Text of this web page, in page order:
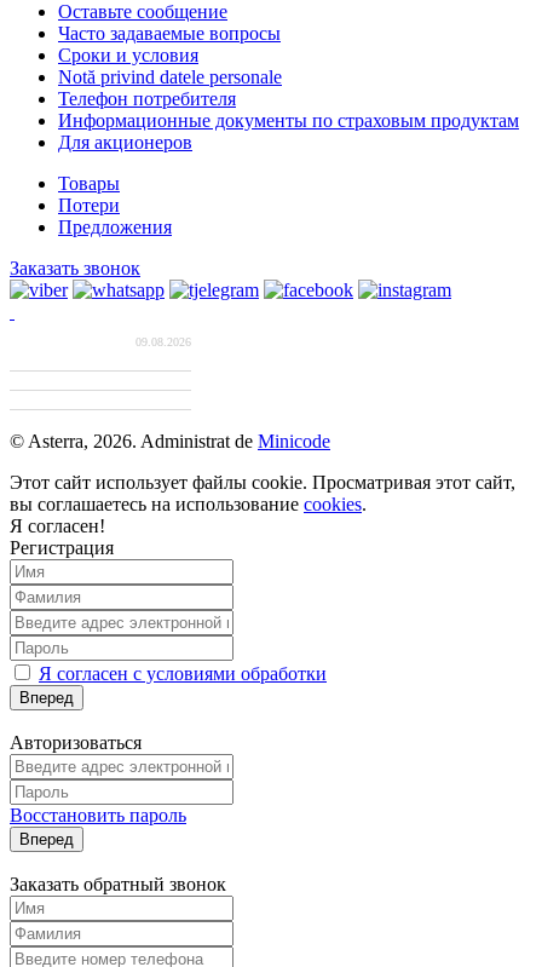
Оставьте сообщение
Часто задаваемые вопросы
Сроки и условия
Notă privind datele personale
Телефон потребителя
Информационные документы по страховым продуктам
Для акционеров
Товары
Потери
Предложения
Заказать звонок
09.08.2026
© Asterra, 2026. Administrat de Minicode
Этот сайт использует файлы cookie. Просматривая этот сайт,
вы соглашаетесь на использование cookies.
Я согласен!
Регистрация
Я согласен с условиями обработки
Вперед
Авторизоваться
Восстановить пароль
Вперед
Заказать обратный звонок